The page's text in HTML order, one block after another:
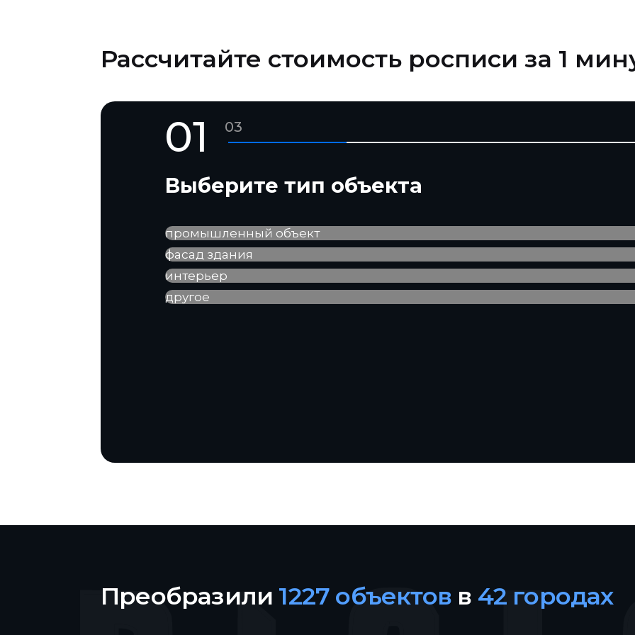
Рассчитайте стоимость росписи за 1
01 03
Выберите тип объекта
промышленный объект
фасад здания
интерьер
другое
Преобразили 1227 объектов в 42 городах